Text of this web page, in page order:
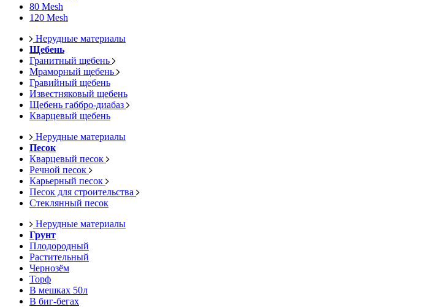
80 Mesh
120 Mesh
Нерудные материалы
Щебень
Гранитный щебень
Мраморный щебень
Гравийный щебень
Известняковый щебень
Щебень габбро-диабаз
Кварцевый щебень
Нерудные материалы
Песок
Кварцевый песок
Речной песок
Карьерный песок
Песок для строительства
Стеклянный песок
Нерудные материалы
Грунт
Плодородный
Растительный
Чернозём
Торф
В мешках 50л
В биг-бегах